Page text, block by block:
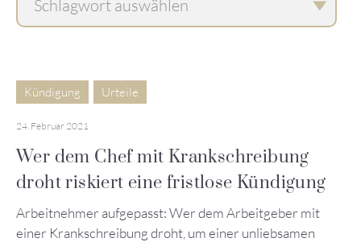
Kündigung Urteile
24. Februar 2021
Wer dem Chef mit Krankschreibung
droht riskiert eine fristlose Kündigung
Arbeitnehmer aufgepasst: Wer dem Arbeitgeber mit
einer Krankschreibung droht, um einer unliebsamen